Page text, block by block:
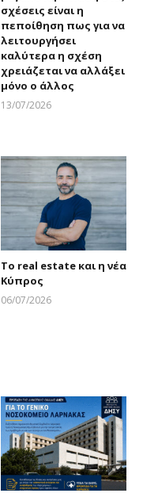
σχέσεις είναι η
πεποίθηση πως για να
λειτουργήσει
καλύτερα η σχέση
χρειάζεται να αλλάξει
μόνο ο άλλος
13/07/2026
Το real estate και η νέα
Κύπρος
06/07/2026